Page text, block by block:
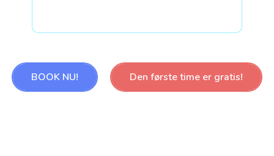
BOOK NU! Den første time er gratis!